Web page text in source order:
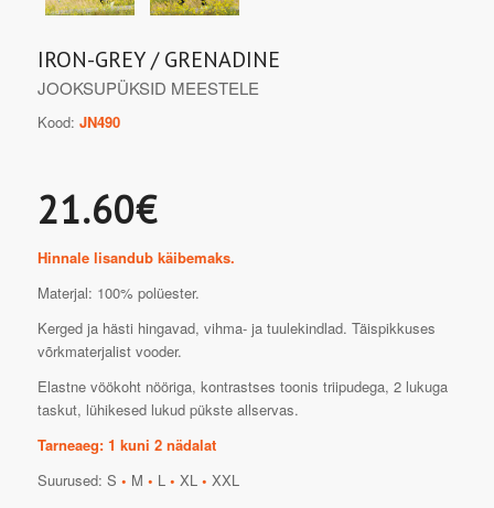
IRON-GREY / GRENADINE
JOOKSUPÜKSID MEESTELE
Kood: JN490
21.60€
Hinnale lisandub käibemaks.
Materjal: 100% polüester.
Kerged ja hästi hingavad, vihma- ja tuulekindlad. Täispikkuses
võrkmaterjalist vooder.
Elastne vöökoht nööriga, kontrastses toonis triipudega, 2 lukuga
taskut, lühikesed lukud pükste allservas.
Tarneaeg: 1 kuni 2 nädalat
Suurused: S • M • L • XL • XXL